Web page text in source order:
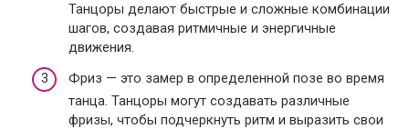
Танцоры делают быстрые и сложные комбинации
шагов, создавая ритмичные и энергичные
движения.
Фриз — это замер в определенной позе во время
танца. Танцоры могут создавать различные
фризы, чтобы подчеркнуть ритм и выразить свои